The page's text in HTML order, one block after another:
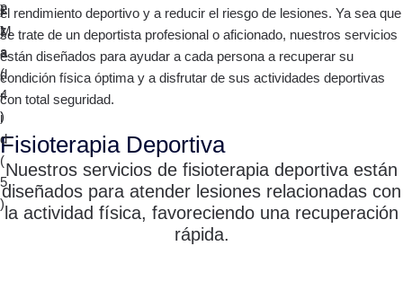
el rendimiento deportivo y a reducir el riesgo de lesiones. Ya sea que
se trate de un deportista profesional o aficionado, nuestros servicios
están diseñados para ayudar a cada persona a recuperar su
condición física óptima y a disfrutar de sus actividades deportivas
con total seguridad.
Fisioterapia Deportiva
Nuestros servicios de fisioterapia deportiva están
diseñados para atender lesiones relacionadas con
la actividad física, favoreciendo una recuperación
rápida.